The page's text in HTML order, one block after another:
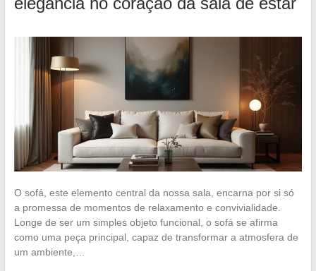
O sofá, este elemento central da nossa sala, encarna por si só
a promessa de momentos de relaxamento e convivialidade.
Longe de ser um simples objeto funcional, o sofá se afirma
como uma peça principal, capaz de transformar a atmosfera de
um ambiente,…